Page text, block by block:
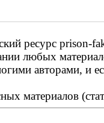
ресурс prison-
любых
авторами, и
материалов